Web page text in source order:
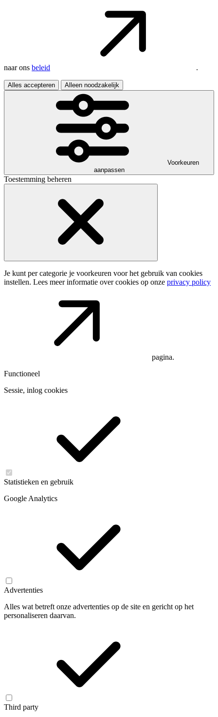
naar ons beleid .
Alles accepteren Alleen noodzakelijk
Voorkeuren
aanpassen
Toestemming beheren
Je kunt per categorie je voorkeuren voor het gebruik van cookies
instellen. Lees meer informatie over cookies op onze privacy policy
pagina.
Functioneel
Sessie, inlog cookies
Statistieken en gebruik
Google Analytics
Advertenties
Alles wat betreft onze advertenties op de site en gericht op het
personaliseren daarvan.
Third party